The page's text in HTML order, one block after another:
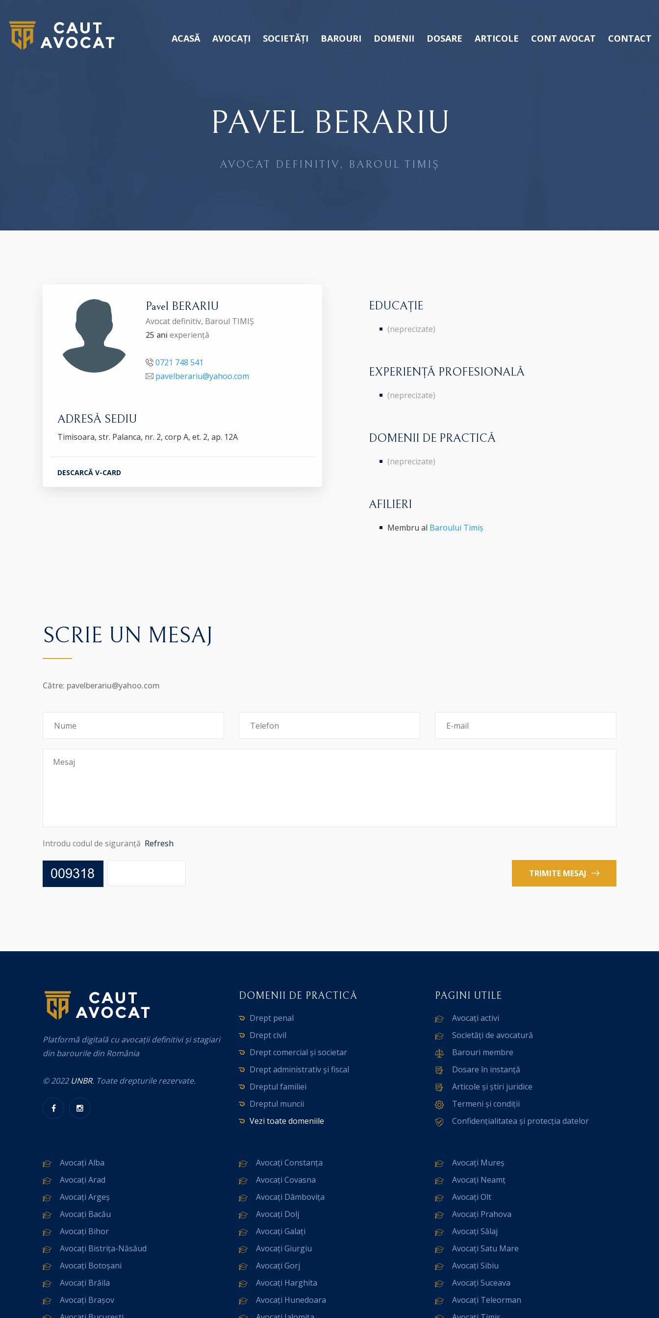
ACASĂ AVOCAȚI SOCIETĂȚI BAROURI DOMENII DOSARE ARTICOLE CONT AVOCAT CONTACT
PAVEL BERARIU
AVOCAT DEFINITIV, BAROUL TIMIȘ
Pavel BERARIU
Avocat definitiv, Baroul TIMIȘ
25 ani experiență
0721 748 541
pavelberariu@yahoo.com
ADRESĂ SEDIU
Timisoara, str. Palanca, nr. 2, corp A, et. 2, ap. 12A
DESCARCĂ V-CARD
EDUCAȚIE
(neprecizate)
EXPERIENȚĂ PROFESIONALĂ
(neprecizate)
DOMENII DE PRACTICĂ
(neprecizate)
AFILIERI
Membru al Baroului Timiș
SCRIE UN MESAJ
Către: pavelberariu@yahoo.com
Introdu codul de siguranță Refresh
TRIMITE MESAJ
Platformă digitală cu avocații definitivi și stagiari
din barourile din România
© 2022 UNBR. Toate drepturile rezervate.
DOMENII DE PRACTICĂ
Drept penal
Drept civil
Drept comercial și societar
Drept administrativ și fiscal
Dreptul familiei
Dreptul muncii
Vezi toate domeniile
PAGINI UTILE
Avocați activi
Societăți de avocatură
Barouri membre
Dosare în instanță
Articole și știri juridice
Termeni și condiții
Confidențialitatea și protecția datelor
Avocați Alba
Avocați Arad
Avocați Argeș
Avocați Bacău
Avocați Bihor
Avocați Bistrița-Năsăud
Avocați Botoșani
Avocați Brăila
Avocați Brașov
Avocați Constanța
Avocați Covasna
Avocați Dâmbovița
Avocați Dolj
Avocați Galați
Avocați Giurgiu
Avocați Gorj
Avocați Harghita
Avocați Hunedoara
Avocați Mureș
Avocați Neamț
Avocați Olt
Avocați Prahova
Avocați Sălaj
Avocați Satu Mare
Avocați Sibiu
Avocați Suceava
Avocați Teleorman